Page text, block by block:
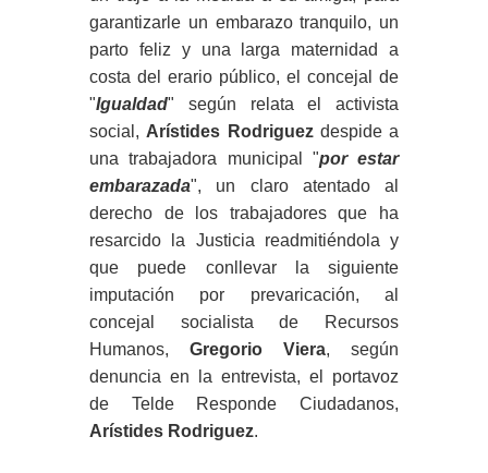
garantizarle un embarazo tranquilo, un
parto feliz y una larga maternidad a
costa del erario público, el concejal de
"Igualdad" según relata el activista
social, Arístides Rodriguezdespide a
una trabajadora municipal "por estar
embarazada", un claro atentado al
derecho de los trabajadores que ha
resarcido la Justicia readmitiéndola y
que puede conllevar la siguiente
imputación por prevaricación, al
concejal socialista de Recursos
Humanos, Gregorio Viera, según
denuncia en la entrevista, el portavoz
de Telde Responde Ciudadanos,
Arístides Rodriguez.